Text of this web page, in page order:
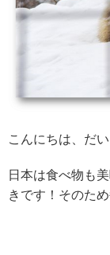
こんにちは、だい
日本は食べ物も
きです！そのた